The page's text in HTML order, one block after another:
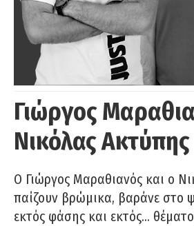
Γιώργος
Νικόλας Ακτύπης
Ο Γιώργος Μαραθιανός και ο
παίζουν βρώμικα, βαράνε στο
εκτός φάσης και εκτός…